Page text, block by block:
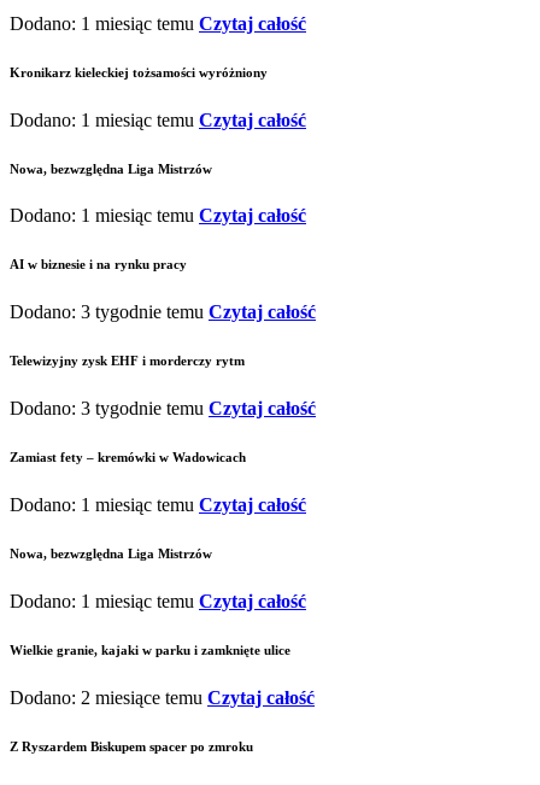
Dodano: 1 miesiąc temu Czytaj całość
Kronikarz kieleckiej tożsamości wyróżniony
Dodano: 1 miesiąc temu Czytaj całość
Nowa, bezwzględna Liga Mistrzów
Dodano: 1 miesiąc temu Czytaj całość
AI w biznesie i na rynku pracy
Dodano: 3 tygodnie temu Czytaj całość
Telewizyjny zysk EHF i morderczy rytm
Dodano: 3 tygodnie temu Czytaj całość
Zamiast fety – kremówki w Wadowicach
Dodano: 1 miesiąc temu Czytaj całość
Nowa, bezwzględna Liga Mistrzów
Dodano: 1 miesiąc temu Czytaj całość
Wielkie granie, kajaki w parku i zamknięte ulice
Dodano: 2 miesiące temu Czytaj całość
Z Ryszardem Biskupem spacer po zmroku